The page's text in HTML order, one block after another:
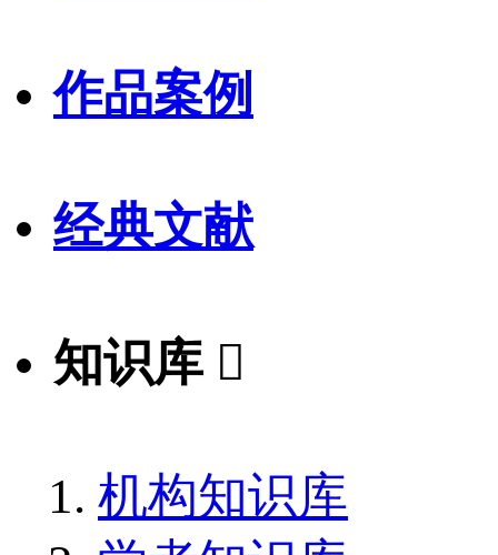
作品案例
经典文献
知识库 
机构知识库